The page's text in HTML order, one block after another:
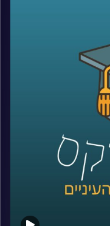
שבתקופה
בוערות עוד
חוקתי ומשפט
למשפטים
הדוקטרינות
הנ"ל
"התיקון